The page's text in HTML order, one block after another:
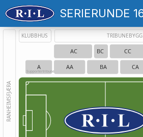
AC BC CC
AA BA CA
A
Supportertribune
KLUBBHUS
RANHEIMSFJÆRA
TRIBUNEBYGG